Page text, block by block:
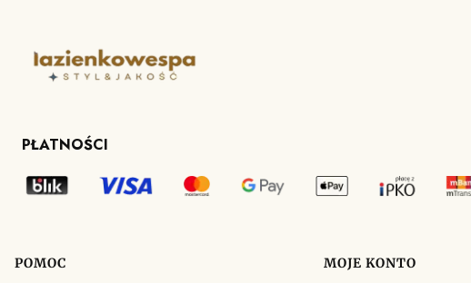
PŁATNOŚCI
Linki w stopce
POMOC MOJE KONTO